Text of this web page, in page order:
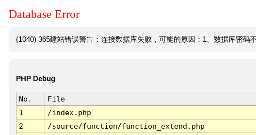
Database Error
(1040) 365建站错误警告：连接数据库失败，可能的原因：1、数据库密码
PHP Debug
No. File
1
/index.php
2
/source/function/function_extend.php